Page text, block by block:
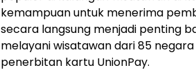
kemampuan untuk menerima
secara langsung menjadi penting
melayani wisatawan dari 85
penerbitan kartu UnionPay.